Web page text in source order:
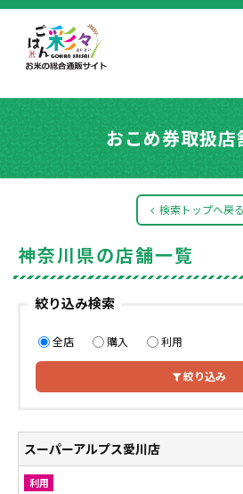
おこめ券取扱店
検索トップへ戻る
神奈川県の店舗一覧
絞り込み検索
全店 購入 利用
絞り込み
スーパーアルプス愛川店
利用